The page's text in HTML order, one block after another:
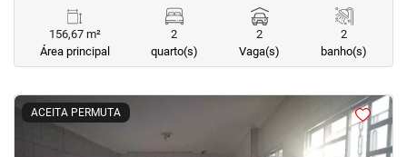
156,67 m²
Área principal
2
quarto(s)
2
Vaga(s)
2
banho(s)
ACEITA PERMUTA
< <<<